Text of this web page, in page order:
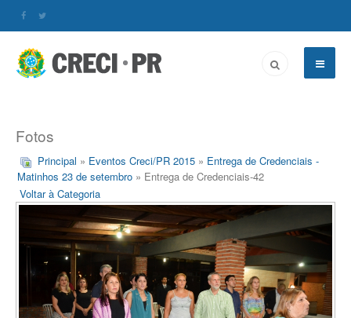
Fotos
Principal » Eventos Creci/PR 2015 » Entrega de Credenciais -
Matinhos 23 de setembro » Entrega de Credenciais-42
Voltar à Categoria